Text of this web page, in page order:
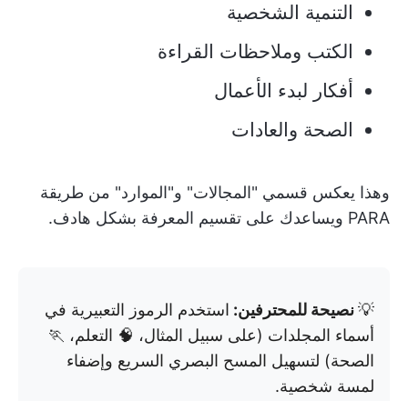
التنمية الشخصية
الكتب وملاحظات القراءة
أفكار لبدء الأعمال
الصحة والعادات
وهذا يعكس قسمي "المجالات" و"الموارد" من طريقة
PARA ويساعدك على تقسيم المعرفة بشكل هادف.
💡نصيحة للمحترفين: استخدم الرموز التعبيرية في
أسماء المجلدات (على سبيل المثال، 🧠 التعلم، 🏃
الصحة) لتسهيل المسح البصري السريع وإضفاء
لمسة شخصية.